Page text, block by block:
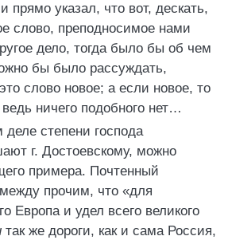
прямо указал, что вот, дескать,
слово, преподносимое нами
дело, тогда было бы об чем
бы было рассуждать,
слово новое; а если новое, то
ничего подобного нет…
степени господа
г. Достоевскому, можно
примера. Почтенный
прочим, что «для
Европа и удел всего великого
так же дороги, как и сама Россия,